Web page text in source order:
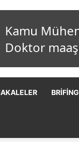
BRIFING